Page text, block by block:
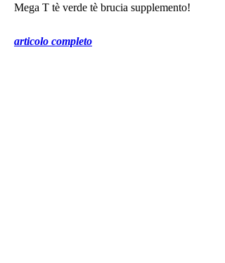
Mega T tè verde tè brucia supplemento!
articolo completo